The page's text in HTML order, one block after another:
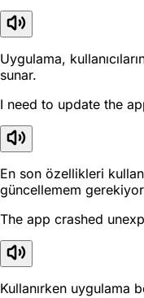
Uygulama,
sunar.
I need to update the
En son özellikleri
güncellemem
The app crashed
Kullanırken uygulama